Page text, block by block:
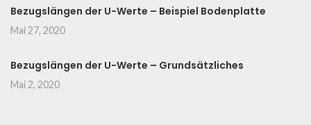
Bezugslängen der U-Werte – Beispiel Bodenplatte
Mai 27, 2020
Bezugslängen der U-Werte – Grundsätzliches
Mai 2, 2020